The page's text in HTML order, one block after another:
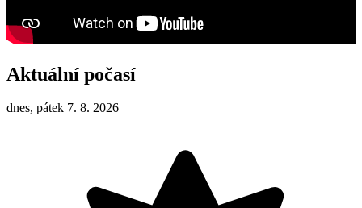
Aktuální počasí
dnes, pátek 7. 8. 2026